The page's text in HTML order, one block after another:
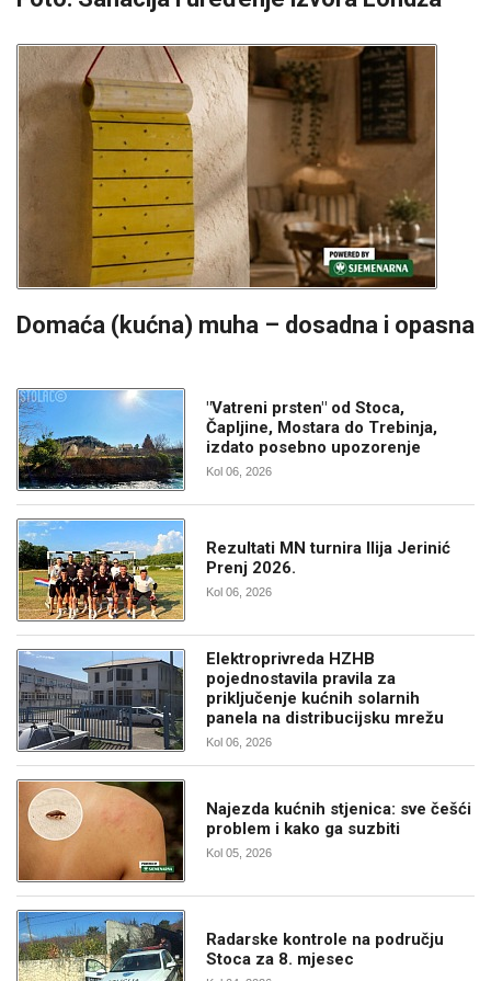
Domaća (kućna) muha – dosadna i opasna
"Vatreni prsten" od Stoca,
Čapljine, Mostara do Trebinja,
izdato posebno upozorenje
Kol 06, 2026
Rezultati MN turnira Ilija Jerinić
Prenj 2026.
Kol 06, 2026
Elektroprivreda HZHB
pojednostavila pravila za
priključenje kućnih solarnih
panela na distribucijsku mrežu
Kol 06, 2026
Najezda kućnih stjenica: sve češći
problem i kako ga suzbiti
Kol 05, 2026
Radarske kontrole na području
Stoca za 8. mjesec